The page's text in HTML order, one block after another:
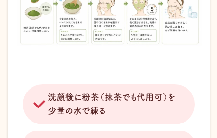
洗顔後に粉茶（抹茶でも代用可）を
少量の水で練る